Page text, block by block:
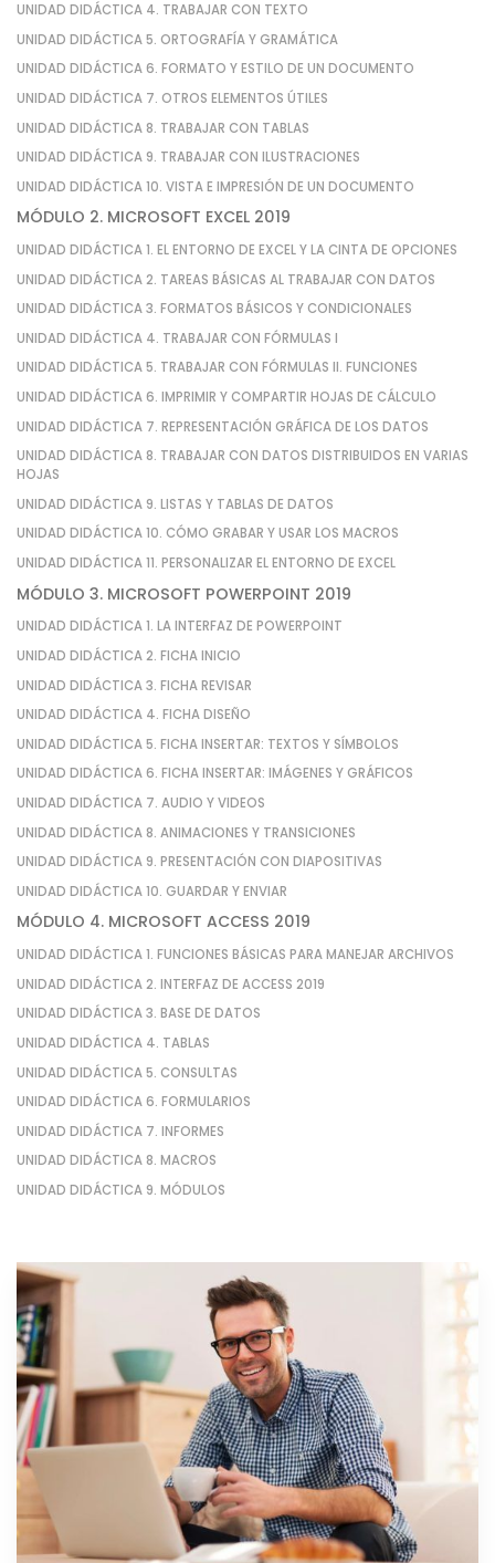
UNIDAD DIDÁCTICA 4. TRABAJAR CON TEXTO
UNIDAD DIDÁCTICA 5. ORTOGRAFÍA Y GRAMÁTICA
UNIDAD DIDÁCTICA 6. FORMATO Y ESTILO DE UN DOCUMENTO
UNIDAD DIDÁCTICA 7. OTROS ELEMENTOS ÚTILES
UNIDAD DIDÁCTICA 8. TRABAJAR CON TABLAS
UNIDAD DIDÁCTICA 9. TRABAJAR CON ILUSTRACIONES
UNIDAD DIDÁCTICA 10. VISTA E IMPRESIÓN DE UN DOCUMENTO
MÓDULO 2. MICROSOFT EXCEL 2019
UNIDAD DIDÁCTICA 1. EL ENTORNO DE EXCEL Y LA CINTA DE OPCIONES
UNIDAD DIDÁCTICA 2. TAREAS BÁSICAS AL TRABAJAR CON DATOS
UNIDAD DIDÁCTICA 3. FORMATOS BÁSICOS Y CONDICIONALES
UNIDAD DIDÁCTICA 4. TRABAJAR CON FÓRMULAS I
UNIDAD DIDÁCTICA 5. TRABAJAR CON FÓRMULAS II. FUNCIONES
UNIDAD DIDÁCTICA 6. IMPRIMIR Y COMPARTIR HOJAS DE CÁLCULO
UNIDAD DIDÁCTICA 7. REPRESENTACIÓN GRÁFICA DE LOS DATOS
UNIDAD DIDÁCTICA 8. TRABAJAR CON DATOS DISTRIBUIDOS EN VARIAS
HOJAS
UNIDAD DIDÁCTICA 9. LISTAS Y TABLAS DE DATOS
UNIDAD DIDÁCTICA 10. CÓMO GRABAR Y USAR LOS MACROS
UNIDAD DIDÁCTICA 11. PERSONALIZAR EL ENTORNO DE EXCEL
MÓDULO 3. MICROSOFT POWERPOINT 2019
UNIDAD DIDÁCTICA 1. LA INTERFAZ DE POWERPOINT
UNIDAD DIDÁCTICA 2. FICHA INICIO
UNIDAD DIDÁCTICA 3. FICHA REVISAR
UNIDAD DIDÁCTICA 4. FICHA DISEÑO
UNIDAD DIDÁCTICA 5. FICHA INSERTAR: TEXTOS Y SÍMBOLOS
UNIDAD DIDÁCTICA 6. FICHA INSERTAR: IMÁGENES Y GRÁFICOS
UNIDAD DIDÁCTICA 7. AUDIO Y VIDEOS
UNIDAD DIDÁCTICA 8. ANIMACIONES Y TRANSICIONES
UNIDAD DIDÁCTICA 9. PRESENTACIÓN CON DIAPOSITIVAS
UNIDAD DIDÁCTICA 10. GUARDAR Y ENVIAR
MÓDULO 4. MICROSOFT ACCESS 2019
UNIDAD DIDÁCTICA 1. FUNCIONES BÁSICAS PARA MANEJAR ARCHIVOS
UNIDAD DIDÁCTICA 2. INTERFAZ DE ACCESS 2019
UNIDAD DIDÁCTICA 3. BASE DE DATOS
UNIDAD DIDÁCTICA 4. TABLAS
UNIDAD DIDÁCTICA 5. CONSULTAS
UNIDAD DIDÁCTICA 6. FORMULARIOS
UNIDAD DIDÁCTICA 7. INFORMES
UNIDAD DIDÁCTICA 8. MACROS
UNIDAD DIDÁCTICA 9. MÓDULOS